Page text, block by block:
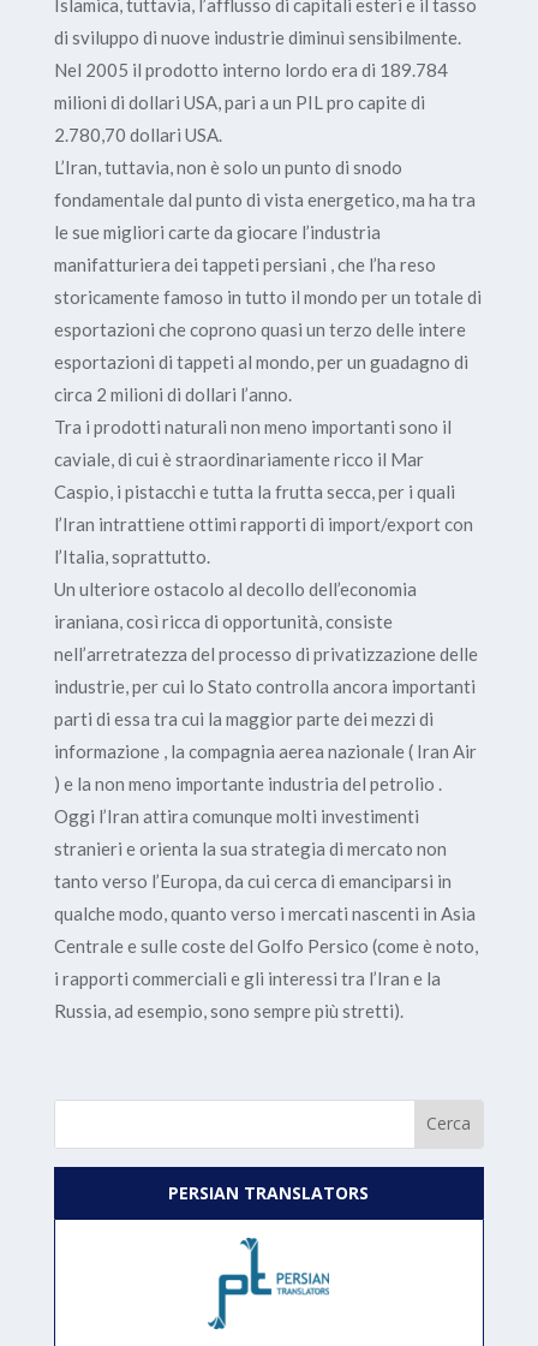
Islamica, tuttavia, l’afflusso di capitali esteri e il tasso
di sviluppo di nuove industrie diminuì sensibilmente.
Nel 2005 il prodotto interno lordo era di 189.784
milioni di dollari USA, pari a un PIL pro capite di
2.780,70 dollari USA.
L’Iran, tuttavia, non è solo un punto di snodo
fondamentale dal punto di vista energetico, ma ha tra
le sue migliori carte da giocare l’industria
manifatturiera dei tappeti persiani , che l’ha reso
storicamente famoso in tutto il mondo per un totale di
esportazioni che coprono quasi un terzo delle intere
esportazioni di tappeti al mondo, per un guadagno di
circa 2 milioni di dollari l’anno.
Tra i prodotti naturali non meno importanti sono il
caviale, di cui è straordinariamente ricco il Mar
Caspio, i pistacchi e tutta la frutta secca, per i quali
l’Iran intrattiene ottimi rapporti di import/export con
l’Italia, soprattutto.
Un ulteriore ostacolo al decollo dell’economia
iraniana, così ricca di opportunità, consiste
nell’arretratezza del processo di privatizzazione delle
industrie, per cui lo Stato controlla ancora importanti
parti di essa tra cui la maggior parte dei mezzi di
informazione , la compagnia aerea nazionale ( Iran Air
) e la non meno importante industria del petrolio .
Oggi l’Iran attira comunque molti investimenti
stranieri e orienta la sua strategia di mercato non
tanto verso l’Europa, da cui cerca di emanciparsi in
qualche modo, quanto verso i mercati nascenti in Asia
Centrale e sulle coste del Golfo Persico (come è noto,
i rapporti commerciali e gli interessi tra l’Iran e la
Russia, ad esempio, sono sempre più stretti).
PERSIAN TRANSLATORS